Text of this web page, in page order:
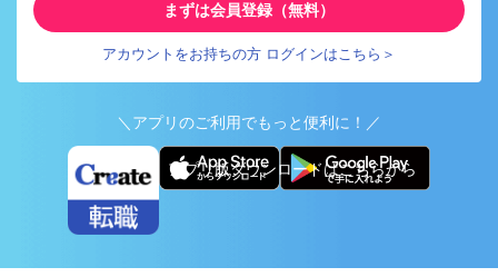
まずは会員登録（無料）
アカウントをお持ちの方 ログインはこちら＞
＼アプリのご利用でもっと便利に！／
アプリ版ダウンロードはこちらから